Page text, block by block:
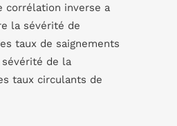
corrélation inverse a
la sévérité de
taux de saignements
de la
taux circulants de